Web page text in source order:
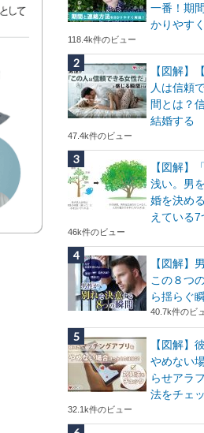
一番！期
かりやす
118.4k件のビュー
【図解】
人は信頼
間とは？
結婚する
47.4k件のビュー
【図解】
浅い。男
婚を決め
えている7
46k件のビュー
【図解】
この８つ
ら揺らぐ
40.7k件のビ
【図解】
やめない
らせアラ
法をチェ
32.1k件のビュー